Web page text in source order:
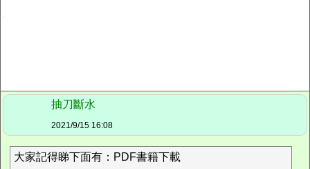
.
抽刀斷水
2021/9/15 16:08
大家記得睇下面有：PDF書籍下載